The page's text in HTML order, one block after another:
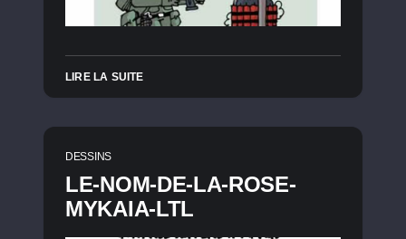
LIRE LA SUITE
DESSINS
LE-NOM-DE-LA-ROSE-
MYKAIA-LTL